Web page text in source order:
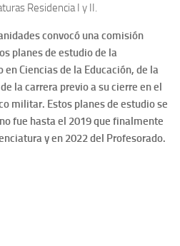
Residencia I y II.
convocó una comisión
planes de estudio de la
Ciencias de la Educación, de la
la carrera previo a su cierre en el
militar. Estos planes de estudio se
fue hasta el 2019 que finalmente
y en 2022 del Profesorado.